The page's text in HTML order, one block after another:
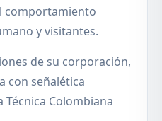
comportamiento
y visitantes.
de su corporación,
con señalética
Colombiana